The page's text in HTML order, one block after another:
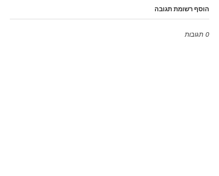
הוסף רשומת תגובה
0 תגובות